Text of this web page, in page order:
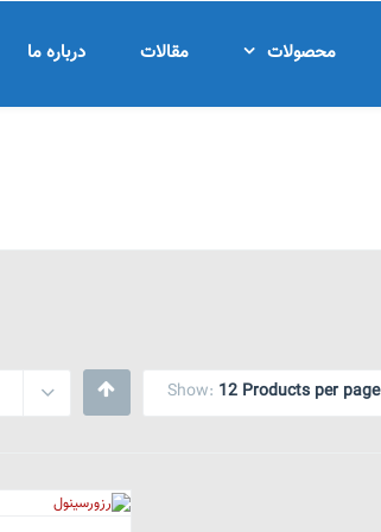
محصولات مقالات درباره ما
Show: 12 Products per page